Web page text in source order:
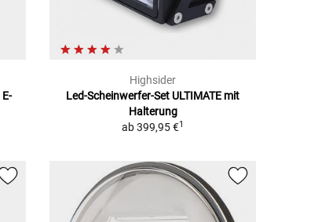
E-
Highsider
Led-Scheinwerfer-Set ULTIMATE mit
Halterung
ab 399,95 €1